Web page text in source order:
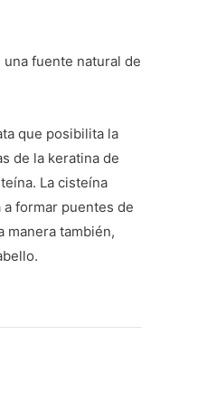
fuente natural de
que posibilita la
de la keratina de
La cisteína
formar puentes de
manera también,